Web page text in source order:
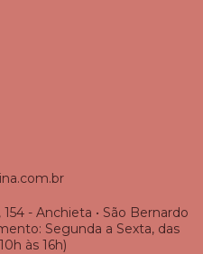
- Anchieta • São Bernardo
Segunda a Sexta, das
às 16h)